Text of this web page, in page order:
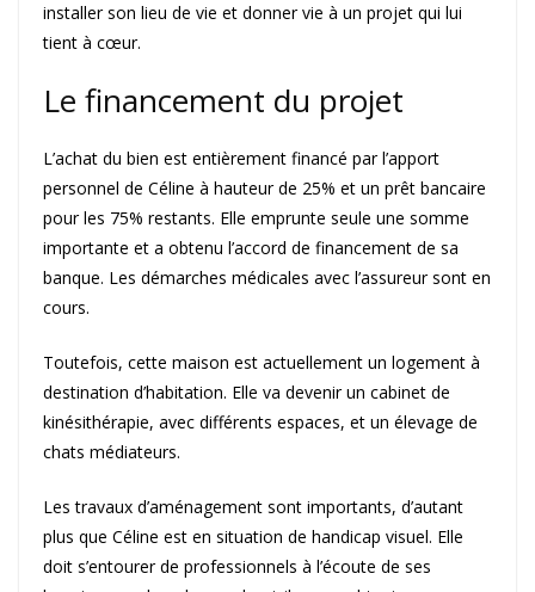
installer son lieu de vie et donner vie à un projet qui lui
tient à cœur.
Le financement du projet
L’achat du bien est entièrement financé par l’apport
personnel de Céline à hauteur de 25% et un prêt bancaire
pour les 75% restants. Elle emprunte seule une somme
importante et a obtenu l’accord de financement de sa
banque. Les démarches médicales avec l’assureur sont en
cours.
Toutefois, cette maison est actuellement un logement à
destination d’habitation. Elle va devenir un cabinet de
kinésithérapie, avec différents espaces, et un élevage de
chats médiateurs.
Les travaux d’aménagement sont importants, d’autant
plus que Céline est en situation de handicap visuel. Elle
doit s’entourer de professionnels à l’écoute de ses